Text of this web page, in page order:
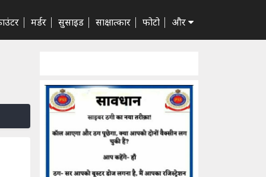
मर्डर सुसाइड साक्षात्कार फोटो और